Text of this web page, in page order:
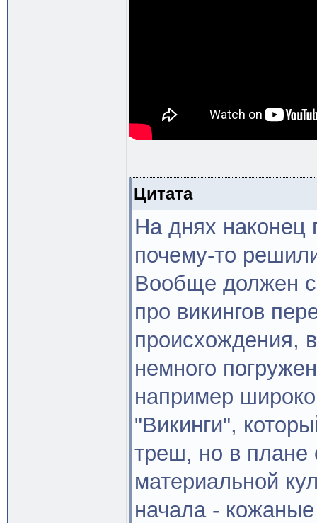
Цитата
На днях наконец
почему-то
Вообще должен
про викингов
происхождения,
немного
например
"Викинги",
треш, но в плане
материальной
начала -